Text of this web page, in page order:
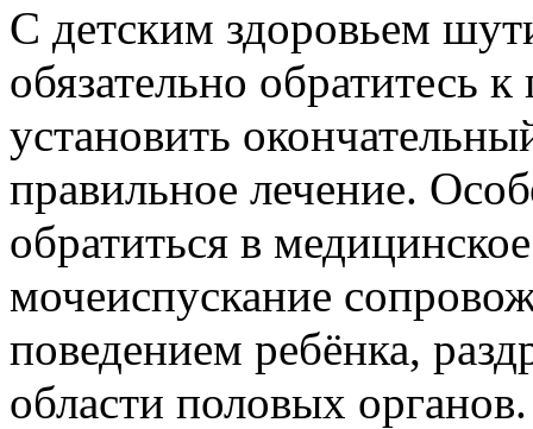
С детским здоровьем
обязательно обратитесь
установить
правильное лечение.
обратиться в
мочеиспускание
поведением ребёнка,
области половых органов.